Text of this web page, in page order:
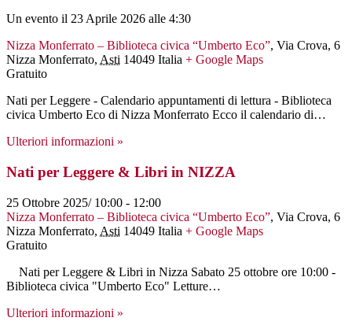
Un evento il 23 Aprile 2026 alle 4:30
Nizza Monferrato – Biblioteca civica “Umberto Eco”, Via Crova, 6
Nizza Monferrato, Asti 14049 Italia + Google Maps
Gratuito
Nati per Leggere - Calendario appuntamenti di lettura - Biblioteca
civica Umberto Eco di Nizza Monferrato Ecco il calendario di…
Ulteriori informazioni »
Nati per Leggere & Libri in NIZZA
25 Ottobre 2025/ 10:00 - 12:00
Nizza Monferrato – Biblioteca civica “Umberto Eco”, Via Crova, 6
Nizza Monferrato, Asti 14049 Italia + Google Maps
Gratuito
Nati per Leggere & Libri in Nizza Sabato 25 ottobre ore 10:00 -
Biblioteca civica "Umberto Eco" Letture…
Ulteriori informazioni »